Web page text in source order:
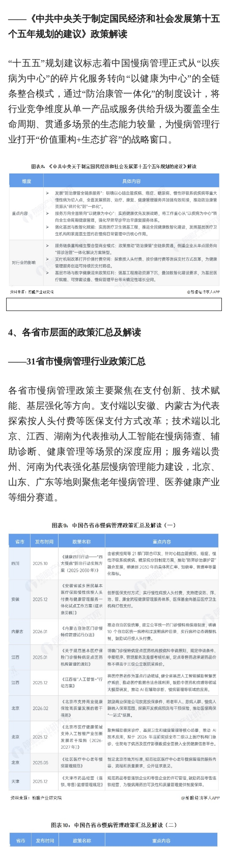
——《中共中央关于制定国民经济和社会发展第十五
个五年规划的建议》政策解读
“十五五”规划建议标志着中国慢病管理正式从“以疾
病为中心”的碎片化服务转向“以健康为中心”的全链
条整合模式，通过“防治康管一体化”的制度设计，将
行业竞争维度从单一产品或服务供给升级为覆盖全生
命周期、贯通多场景的生态能力较量，为慢病管理行
业打开“价值重构+生态扩容”的战略窗口。
4、各省市层面的政策汇总及解读
——31省市慢病管理行业政策汇总
各省市慢病管理政策主要聚焦在支付创新、技术赋
能、基层强化等方向。支付端以安徽、内蒙古为代表
探索按人头付费等医保支付方式改革；技术端以北
京、江西、湖南为代表推动人工智能在慢病筛查、辅
助诊断、健康管理等场景的深度应用；服务端以贵
州、河南为代表强化基层慢病管理能力建设，北京、
山东、广东等地则聚焦老年慢病管理、医养健康产业
等细分赛道。